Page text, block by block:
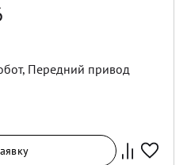
, Передний привод